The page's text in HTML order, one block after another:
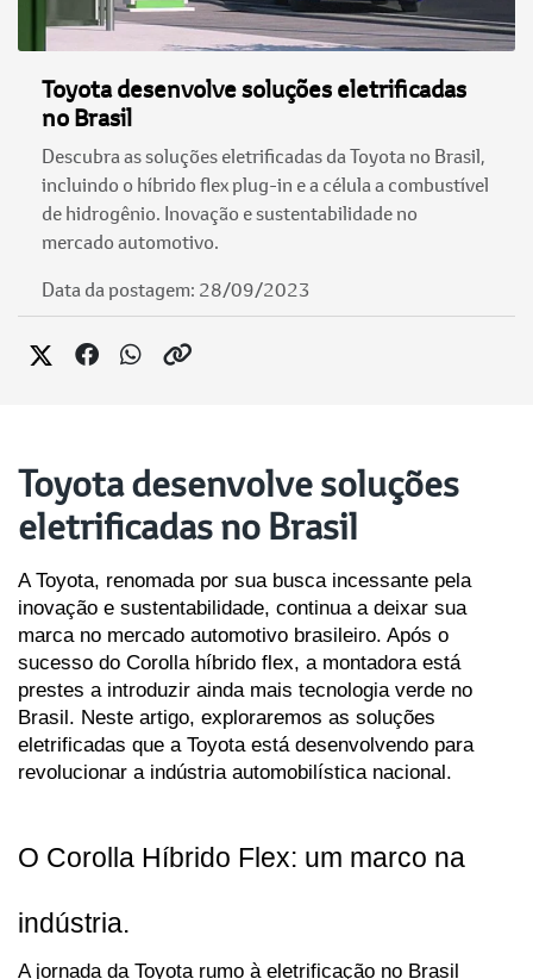
Toyota desenvolve soluções eletrificadas
no Brasil
Descubra as soluções eletrificadas da Toyota no Brasil,
incluindo o híbrido flex plug-in e a célula a combustível
de hidrogênio. Inovação e sustentabilidade no
mercado automotivo.
Data da postagem: 28/09/2023
Toyota desenvolve soluções
eletrificadas no Brasil
A Toyota, renomada por sua busca incessante pela
inovação e sustentabilidade, continua a deixar sua
marca no mercado automotivo brasileiro. Após o
sucesso do Corolla híbrido flex, a montadora está
prestes a introduzir ainda mais tecnologia verde no
Brasil. Neste artigo, exploraremos as soluções
eletrificadas que a Toyota está desenvolvendo para
revolucionar a indústria automobilística nacional.
O Corolla Híbrido Flex: um marco na
indústria.
A jornada da Toyota rumo à eletrificação no Brasil